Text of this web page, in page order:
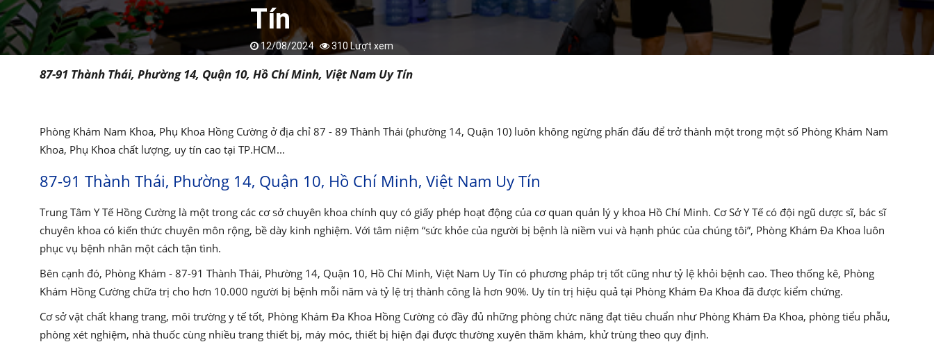
Tín
12/08/2024 310 Lượt xem
87-91 Thành Thái, Phường 14, Quận 10, Hồ Chí Minh, Việt Nam Uy Tín
Phòng Khám Nam Khoa, Phụ Khoa Hồng Cường ở địa chỉ 87 - 89 Thành Thái (phường 14, Quận 10) luôn không ngừng phấn đấu để trở thành một trong một số Phòng Khám Nam
Khoa, Phụ Khoa chất lượng, uy tín cao tại TP.HCM...
87-91 Thành Thái, Phường 14, Quận 10, Hồ Chí Minh, Việt Nam Uy Tín
Trung Tâm Y Tế Hồng Cường là một trong các cơ sở chuyên khoa chính quy có giấy phép hoạt động của cơ quan quản lý y khoa Hồ Chí Minh. Cơ Sở Y Tế có đội ngũ dược sĩ, bác sĩ
chuyên khoa có kiến ​​thức chuyên môn rộng, bề dày kinh nghiệm. Với tâm niệm “sức khỏe của người bị bệnh là niềm vui và hạnh phúc của chúng tôi”, Phòng Khám Đa Khoa luôn
phục vụ bệnh nhân một cách tận tình.
Bên cạnh đó, Phòng Khám - 87-91 Thành Thái, Phường 14, Quận 10, Hồ Chí Minh, Việt Nam Uy Tín có phương pháp trị tốt cũng như tỷ lệ khỏi bệnh cao. Theo thống kê, Phòng
Khám Hồng Cường chữa trị cho hơn 10.000 người bị bệnh mỗi năm và tỷ lệ trị thành công là hơn 90%. Uy tín trị hiệu quả tại Phòng Khám Đa Khoa đã được kiểm chứng.
Cơ sở vật chất khang trang, môi trường y tế tốt, Phòng Khám Đa Khoa Hồng Cường có đầy đủ những phòng chức năng đạt tiêu chuẩn như Phòng Khám Đa Khoa, phòng tiểu phẫu,
phòng xét nghiệm, nhà thuốc cùng nhiều trang thiết bị, máy móc, thiết bị hiện đại được thường xuyên thăm khám, khử trùng theo quy định.